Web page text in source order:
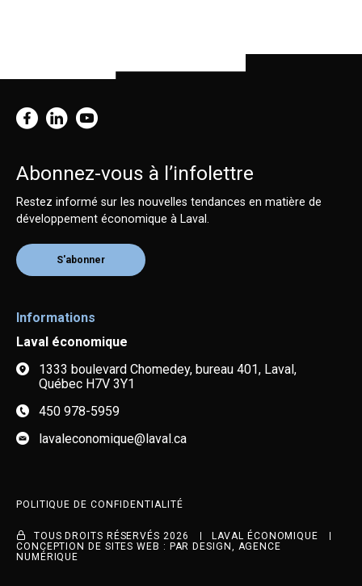
Abonnez-vous à l’infolettre
Restez informé sur les nouvelles tendances en matière de
développement économique à Laval.
S'abonner
Informations
Laval économique
1333 boulevard Chomedey, bureau 401, Laval,
Québec H7V 3Y1
450 978-5959
lavaleconomique@laval.ca
TOUS DROITS RÉSERVÉS 2026
LAVAL ÉCONOMIQUE
CONCEPTION DE SITES WEB : PAR DESIGN, AGENCE
NUMÉRIQUE
POLITIQUE DE CONFIDENTIALITÉ